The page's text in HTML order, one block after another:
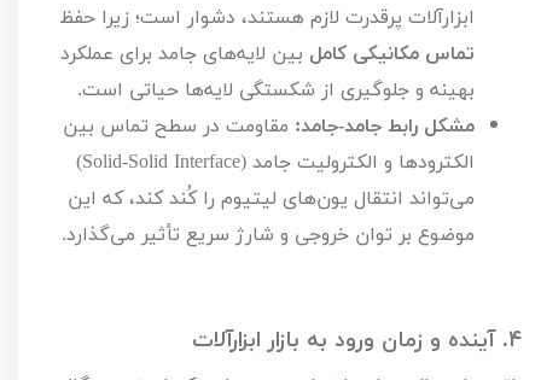
ابزارآلات پرقدرت لازم هستند، دشوار است؛ زیرا حفظ
تماس مکانیکی کامل بین لایه‌های جامد برای عملکرد
بهینه و جلوگیری از شکستگی لایه‌ها حیاتی است.
مشکل رابط جامد-جامد: مقاومت در سطح تماس بین
الکترودها و الکترولیت جامد (Solid-Solid Interface
)
می‌تواند انتقال یون‌های لیتیوم را کُند کند، که این
موضوع بر توان خروجی و شارژ سریع تأثیر می‌گذارد.
۴. آینده و زمان ورود به بازار ابزارآلات